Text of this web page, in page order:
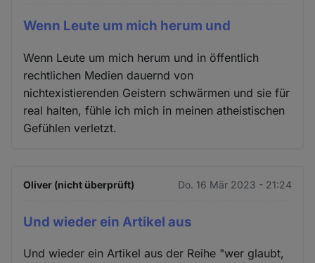
Wenn Leute um mich herum und
Wenn Leute um mich herum und in öffentlich
rechtlichen Medien dauernd von
nichtexistierenden Geistern schwärmen und sie für
real halten, fühle ich mich in meinen atheistischen
Gefühlen verletzt.
Oliver (nicht überprüft) Do. 16 Mär 2023 - 21:24
Und wieder ein Artikel aus
Und wieder ein Artikel aus der Reihe "wer glaubt,